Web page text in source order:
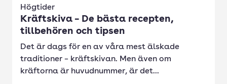
Högtider
Kräftskiva – De bästa recepten,
tillbehören och tipsen
Det är dags för en av våra mest älskade
traditioner – kräftskivan. Men även om
kräftorna är huvudnummer, är det...